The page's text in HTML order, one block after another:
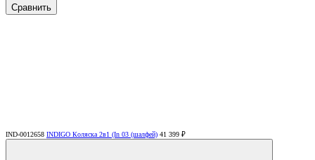
Сравнить
IND-0012658 INDIGO Коляска 2в1 (In 03 (шалфей) 41 399 ₽